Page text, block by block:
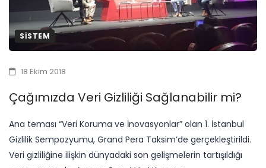
SISTEM
18 Ekim 2018
Çağımızda Veri Gizliliği Sağlanabilir mi?
Ana teması “Veri Koruma ve İnovasyonlar” olan 1. İstanbul
Gizlilik Sempozyumu, Grand Pera Taksim’de gerçekleştirildi.
Veri gizliliğine ilişkin dünyadaki son gelişmelerin tartışıldığı